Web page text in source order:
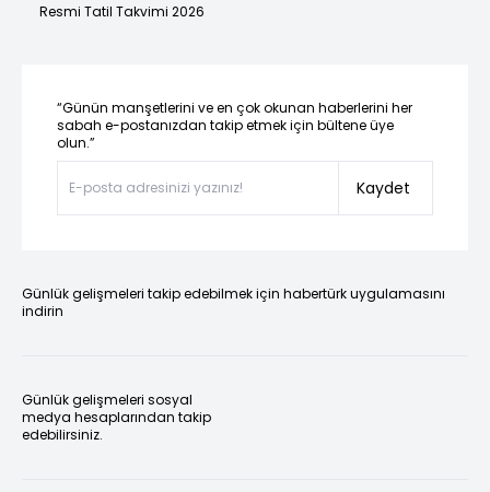
Resmi Tatil Takvimi 2026
“Günün manşetlerini ve en çok okunan haberlerini her
sabah e-postanızdan takip etmek için bültene üye
olun.”
Kaydet
Günlük gelişmeleri takip edebilmek için habertürk uygulamasını
indirin
Günlük gelişmeleri sosyal
medya hesaplarından takip
edebilirsiniz.